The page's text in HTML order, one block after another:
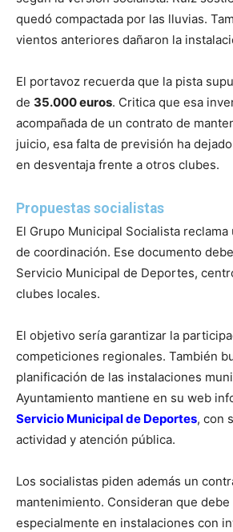
quedó compactada por las lluvias.
vientos anteriores dañaron la
El portavoz recuerda que la pista
de 35.000 euros. Critica que esa
acompañada de un contrato de
juicio, esa falta de previsión ha
en desventaja frente a otros clubes.
Propuestas socialistas
El Grupo Municipal Socialista
de coordinación. Ese documento
Servicio Municipal de Deportes,
clubes locales.
El objetivo sería garantizar la
competiciones regionales. También
planificación de las instalaciones
Ayuntamiento mantiene en su web
Servicio Municipal de Deportes, con
actividad y atención pública.
Los socialistas piden además un
mantenimiento. Consideran que debe
especialmente en instalaciones con